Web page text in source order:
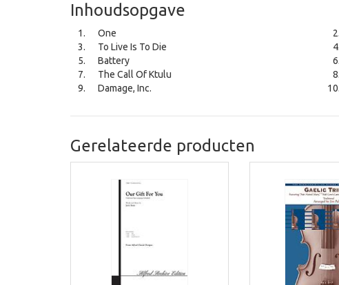
Inhoudsopgave
One
To Live Is To Die
Battery
The Call Of Ktulu
Damage, Inc.
Gerelateerde producten